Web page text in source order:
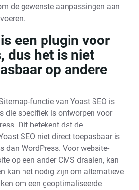
de gewenste aanpassingen aan
is een plugin voor
dus het is niet
op andere
functie van Yoast SEO is
die specifiek is ontworpen voor
Dit betekent dat de
SEO niet direct toepasbaar is
dan WordPress. Voor website-
op een ander CMS draaien, kan
kan het nodig zijn om alternatieve
om een geoptimaliseerde